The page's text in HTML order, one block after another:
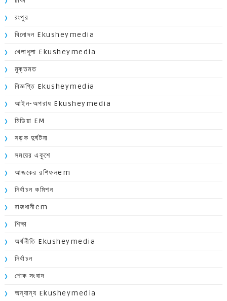
রংপুর
বিনোদন Ekusheymedia
খেলাধূলা Ekusheymedia
মুক্তমত
বিজ্ঞপ্তি Ekusheymedia
আইন-অপরাধ Ekusheymedia
মিডিয়া EM
সড়ক দুর্ঘটনা
সময়ের একুশে
আজকের রশিফলem
নির্বাচন কমিশন
রাজধানীem
শিক্ষা
অর্থনীতি Ekusheymedia
নির্বাচন
শোক সংবাদ
অন্যান্য Ekusheymedia